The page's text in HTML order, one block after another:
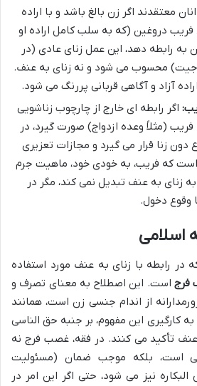
معتقدند اگر زن بالغ باشد و با اراده
دروغین (که به سلب کامل اراده او
رابطه دهد، این عمل زنای عادی (در
محسوب می شود و نه زنای به عنف.
آزاد و آگاهی قربانی پررنگ می شود.
اگر رابطه ای خارج از چارچوب زناشویی
فریب (مثلاً وعده ازدواج) صورت گیرد، در
دون زنا قرار می گیرد و مجازات تعزیری
است که فریب، به خودی خود، ماهیت جرم
به زنای به عنف تبدیل نمی کند، مگر در
وقوع دخول.
در رابطه با زنای به عنف مورد استفاده
فرج است. این اصطلاح به معنای تصرف و
از اندام جنسی زن است، همانند
کارگیری این مفهوم، بر جنبه حق الناسی
تأکید می کنند. در فقه، غصب فرج نه
است، بلکه موجب ضمان (مسئولیت
نیز می شود، حتی اگر این امر در